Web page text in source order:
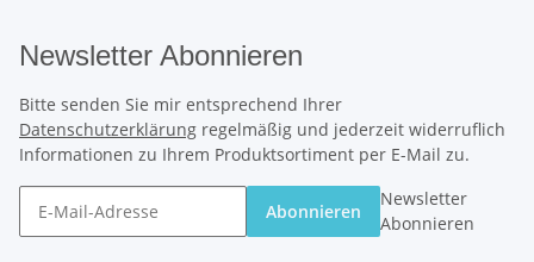
Newsletter Abonnieren
Bitte senden Sie mir entsprechend Ihrer
Datenschutzerklärung regelmäßig und jederzeit widerruflich
Informationen zu Ihrem Produktsortiment per E-Mail zu.
Abonnieren
Newsletter
Abonnieren